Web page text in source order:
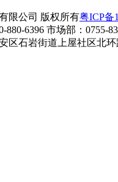
限公司 版权所有粤ICP备
880-6396 市场部：0755-
区石岩街道上屋社区北